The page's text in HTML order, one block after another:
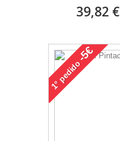
39,82 €
1°
pedido
-5€